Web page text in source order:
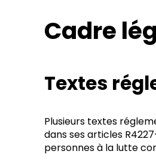
Cadre
Textes
Plusieurs textes
dans ses articles
personnes à la lutte